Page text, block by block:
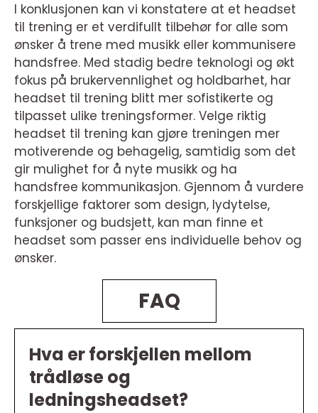
I konklusjonen kan vi konstatere at et headset
til trening er et verdifullt tilbehør for alle som
ønsker å trene med musikk eller kommunisere
handsfree. Med stadig bedre teknologi og økt
fokus på brukervennlighet og holdbarhet, har
headset til trening blitt mer sofistikerte og
tilpasset ulike treningsformer. Velge riktig
headset til trening kan gjøre treningen mer
motiverende og behagelig, samtidig som det
gir mulighet for å nyte musikk og ha
handsfree kommunikasjon. Gjennom å vurdere
forskjellige faktorer som design, lydytelse,
funksjoner og budsjett, kan man finne et
headset som passer ens individuelle behov og
ønsker.
FAQ
Hva er forskjellen mellom
trådløse og
ledningsheadset?